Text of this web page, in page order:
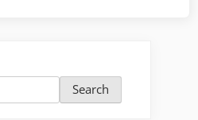
Search